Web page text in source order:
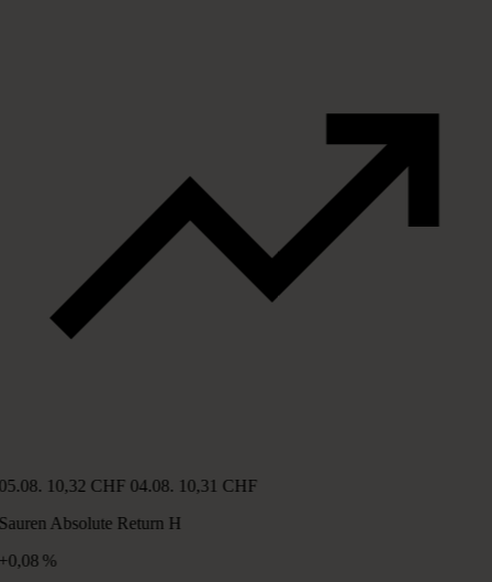
10,32 CHF 04.08. 10,31 CHF
Absolute Return H
%